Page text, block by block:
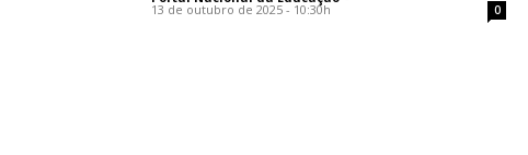
13 de outubro de 2025 - 10:30h 0